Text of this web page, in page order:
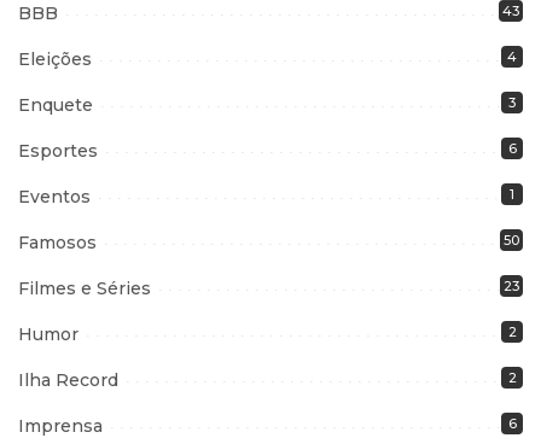
BBB 43
Eleições 4
Enquete 3
Esportes 6
Eventos 1
Famosos 50
Filmes e Séries 23
Humor 2
Ilha Record 2
Imprensa 6